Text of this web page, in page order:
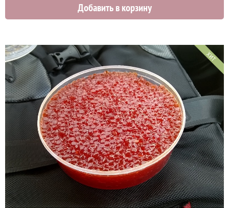
Добавить в корзину
ХИТ